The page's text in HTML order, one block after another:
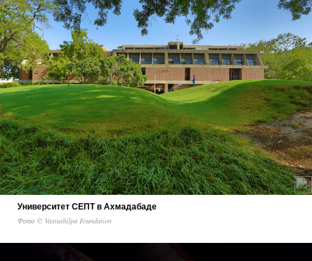
Университет СЕПТ в Ахмадабаде
Фото © Vastushilpa Foundation